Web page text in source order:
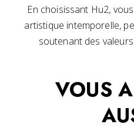
En choisissant Hu2,
artistique intemporelle,
soutenant des
VOUS